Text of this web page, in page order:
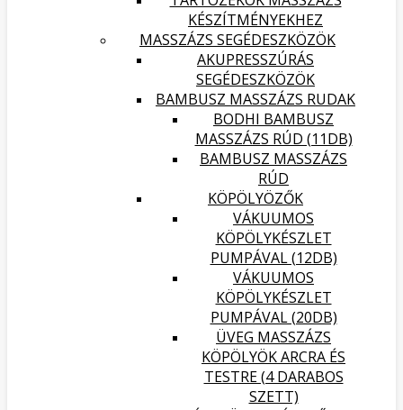
KÉSZÍTMÉNYEKHEZ
MASSZÁZS SEGÉDESZKÖZÖK
AKUPRESSZÚRÁS
SEGÉDESZKÖZÖK
BAMBUSZ MASSZÁZS RUDAK
BODHI BAMBUSZ
MASSZÁZS RÚD (11DB)
BAMBUSZ MASSZÁZS
RÚD
KÖPÖLYÖZŐK
VÁKUUMOS
KÖPÖLYKÉSZLET
PUMPÁVAL (12DB)
VÁKUUMOS
KÖPÖLYKÉSZLET
PUMPÁVAL (20DB)
ÜVEG MASSZÁZS
KÖPÖLYÖK ARCRA ÉS
TESTRE (4 DARABOS
SZETT)